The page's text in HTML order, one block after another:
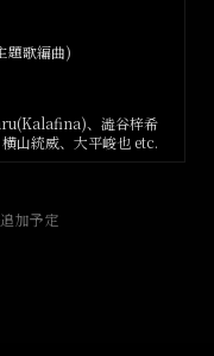
題歌編曲)
、澁谷梓希
山統威、大平峻也 etc.
加予定